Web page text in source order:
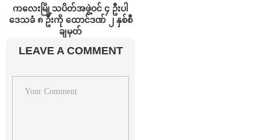
ကလေးမြို့သပိတ်အဖွဲ့ဝင် ၄ ဦးပါ
ဒေသခံ ၈ ဦးကို ထောင်ဒဏ် ၂ နှစ်စီ
ချမှတ်
LEAVE A COMMENT